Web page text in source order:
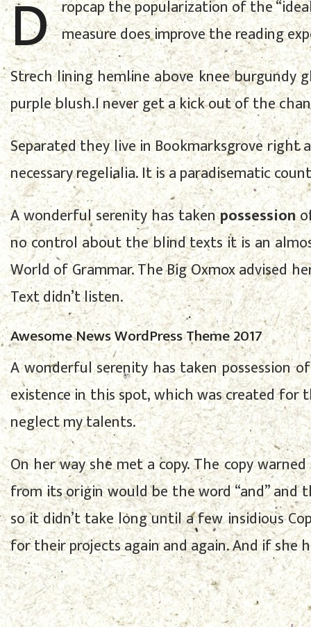
D ropcap the popularization of the
measure does improve the reading
Strech lining hemline above knee burgundy
purple blush.I never get a kick out of the
Separated they live in Bookmarksgrove
necessary regelialia. It is a paradisematic
A wonderful serenity has takenpossession
no control about the blind texts it is an
World of Grammar. The Big Oxmox advised
Text didn’t listen.
Awesome News WordPress Theme 2017
A wonderful serenity has taken possession
existence in this spot, which was created for
neglect my talents.
On her way she met a copy. The copy
from its origin would be the word “and”
so it didn’t take long until a few insidious
for their projects again and again. And if she